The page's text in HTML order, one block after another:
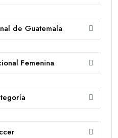
de Guatemala
Femenina